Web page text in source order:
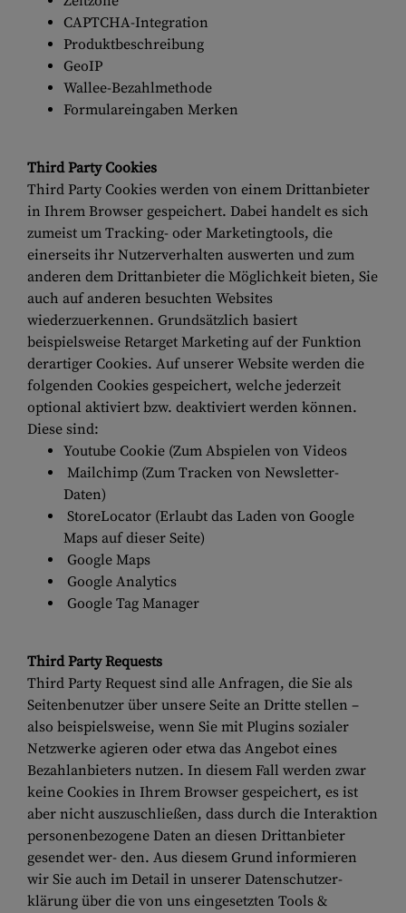
CAPTCHA-Integration
Produktbeschreibung
GeoIP
Wallee-Bezahlmethode
Formulareingaben Merken
Third Party Cookies
Third Party Cookies werden von einem Drittanbieter
in Ihrem Browser gespeichert. Dabei handelt es sich
zumeist um Tracking- oder Marketingtools, die
einerseits ihr Nutzerverhalten auswerten und zum
anderen dem Drittanbieter die Möglichkeit bieten, Sie
auch auf anderen besuchten Websites
wiederzuerkennen. Grundsätzlich basiert
beispielsweise Retarget Marketing auf der Funktion
derartiger Cookies. Auf unserer Website werden die
folgenden Cookies gespeichert, welche jederzeit
optional aktiviert bzw. deaktiviert werden können.
Diese sind:
Youtube Cookie (Zum Abspielen von Videos
Mailchimp (Zum Tracken von Newsletter-
Daten)
StoreLocator (Erlaubt das Laden von Google
Maps auf dieser Seite)
Google Maps
Google Analytics
Google Tag Manager
Third Party Requests
Third Party Request sind alle Anfragen, die Sie als
Seitenbenutzer über unsere Seite an Dritte stellen –
also beispielsweise, wenn Sie mit Plugins sozialer
Netzwerke agieren oder etwa das Angebot eines
Bezahlanbieters nutzen. In diesem Fall werden zwar
keine Cookies in Ihrem Browser gespeichert, es ist
aber nicht auszuschließen, dass durch die Interaktion
personenbezogene Daten an diesen Drittanbieter
gesendet wer- den. Aus diesem Grund informieren
wir Sie auch im Detail in unserer Datenschutzer-
klärung über die von uns eingesetzten Tools &